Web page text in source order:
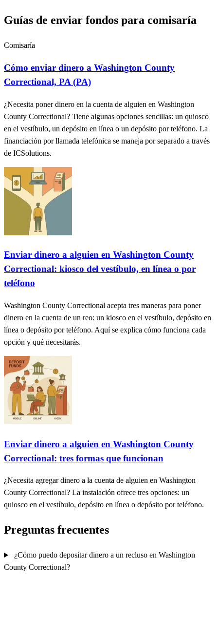
Guías de enviar fondos para comisaría
Comisaría
Cómo enviar dinero a Washington County
Correctional, PA (PA)
¿Necesita poner dinero en la cuenta de alguien en Washington
County Correctional? Tiene algunas opciones sencillas: un quiosco
en el vestíbulo, un depósito en línea o un depósito por teléfono. La
financiación por llamada telefónica se maneja por separado a través
de ICSolutions.
Enviar dinero a alguien en Washington County
Correctional: kiosco del vestíbulo, en línea o por
teléfono
Washington County Correctional acepta tres maneras para poner
dinero en la cuenta de un reo: un kiosco en el vestíbulo, depósito en
línea o depósito por teléfono. Aquí se explica cómo funciona cada
opción y qué necesitarás.
Enviar dinero a alguien en Washington County
Correctional: tres formas que funcionan
¿Necesita agregar dinero a la cuenta de alguien en Washington
County Correctional? La instalación ofrece tres opciones: un
quiosco en el vestíbulo, depósito en línea o depósito por teléfono.
Preguntas frecuentes
¿Cómo puedo depositar dinero a un recluso en Washington
County Correctional?